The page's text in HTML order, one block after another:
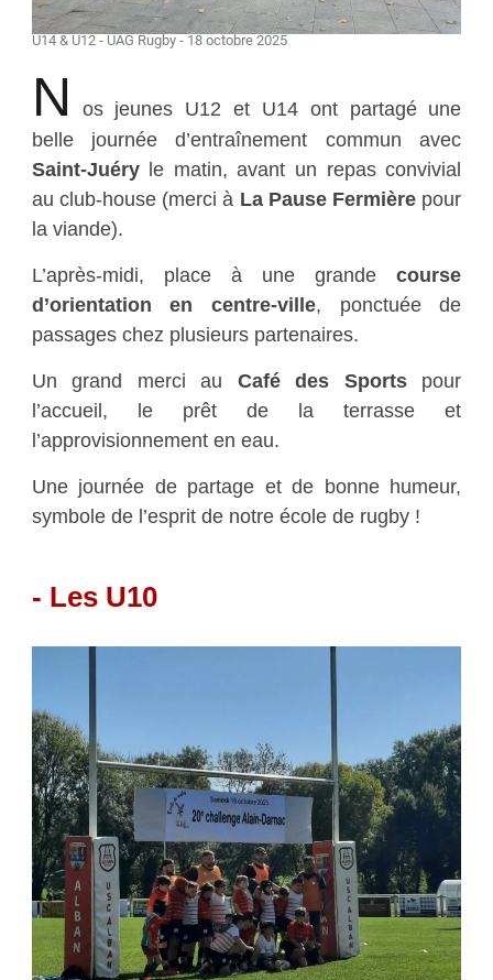
U14 & U12 - UAG Rugby - 18 octobre 2025
N
os jeunes U12 et U14 ont partagé une
belle journée d’entraînement commun avec
Saint-Juéryle matin, avant un repas convivial
au club-house (merci à La Pause Fermière pour
la viande).
L’après-midi, place à une grandecourse
d’orientation en centre-ville, ponctuée de
passages chez plusieurs partenaires.
Un grand merci au Café des Sportspour
l’accueil, le prêt de la terrasse et
l’approvisionnement en eau.
Une journée de partage et de bonne humeur,
symbole de l’esprit de notre école de rugby !
- Les U10